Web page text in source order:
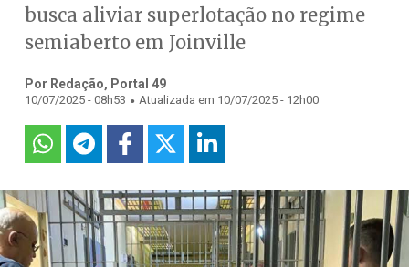
busca aliviar superlotação no regime
semiaberto em Joinville
Por Redação, Portal 49
10/07/2025 - 08h53 . Atualizada em 10/07/2025 - 12h00